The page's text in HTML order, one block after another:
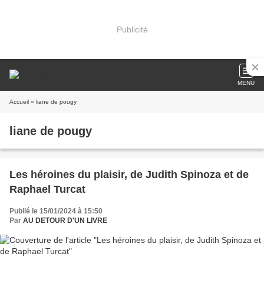
Publicité
MENU
Accueil » liane de pougy
liane de pougy
Les héroines du plaisir, de Judith Spinoza et de
Raphael Turcat
Publié le 15/01/2024 à 15:50
Par AU DETOUR D'UN LIVRE